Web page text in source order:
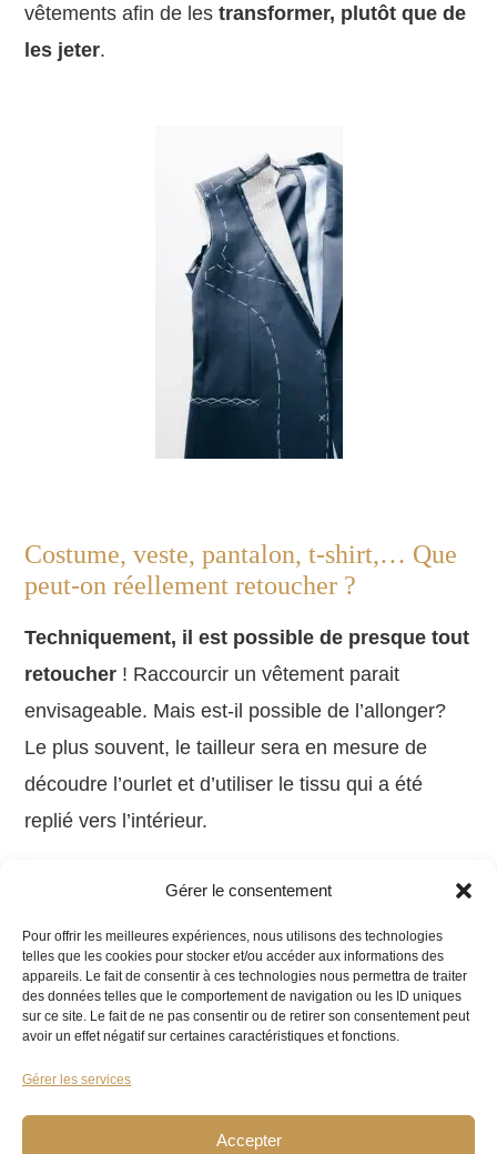
Gérer le consentement
Pour offrir les meilleures expériences, nous utilisons des technologies
telles que les cookies pour stocker et/ou accéder aux informations des
appareils. Le fait de consentir à ces technologies nous permettra de traiter
des données telles que le comportement de navigation ou les ID uniques
sur ce site. Le fait de ne pas consentir ou de retirer son consentement peut
avoir un effet négatif sur certaines caractéristiques et fonctions.
Gérer les services
Accepter
vêtements afin de les transformer, plutôt que de
les jeter.
Costume, veste, pantalon, t-shirt,… Que
peut-on réellement retoucher ?
Techniquement, il est possible de presque tout
retoucher ! Raccourcir un vêtement parait
envisageable. Mais est-il possible de l’allonger?
Le plus souvent, le tailleur sera en mesure de
découdre l’ourlet et d’utiliser le tissu qui a été
replié vers l’intérieur.
Il y a une solution à (presque) tout !
Comment retoucher les manches, la longueur et
le cintrage d’une veste ?
Les retouches sur les pièces du haut concernent
possible de raccourcir une manche d’une veste en
décousant la couture au niveau de l’épaule.